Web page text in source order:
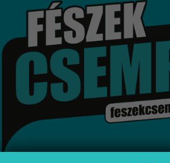
Kapcsolat
Fizetés
szállítás
Információk